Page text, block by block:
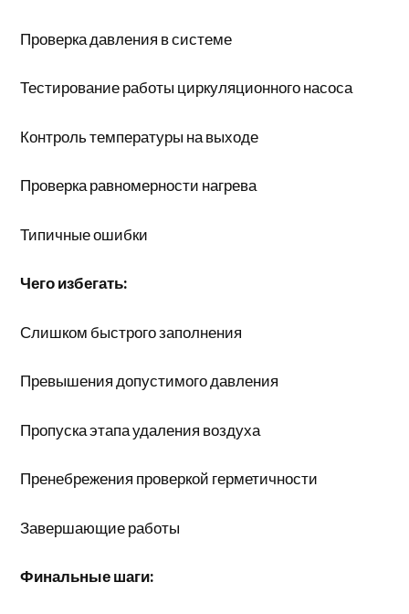
Проверка давления в системе
Тестирование работы циркуляционного насоса
Контроль температуры на выходе
Проверка равномерности нагрева
Типичные ошибки
Чего избегать:
Слишком быстрого заполнения
Превышения допустимого давления
Пропуска этапа удаления воздуха
Пренебрежения проверкой герметичности
Завершающие работы
Финальные шаги: